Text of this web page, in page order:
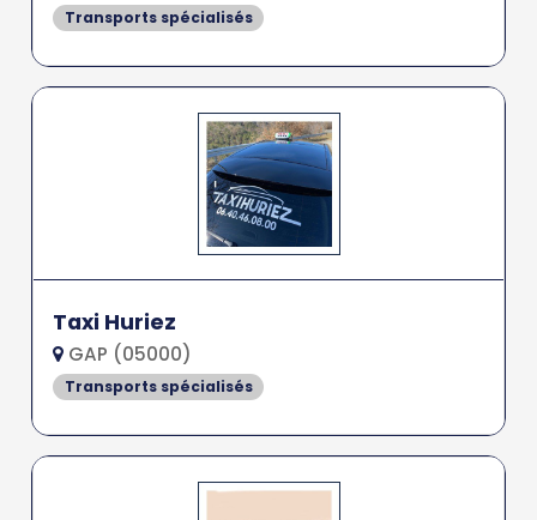
Transports spécialisés
Taxi Huriez
GAP (05000)
Transports spécialisés